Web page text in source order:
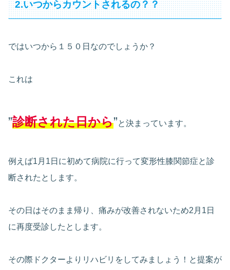
2.いつからカウントされるの？？
ではいつから１５０日なのでしょうか？
これは
”診断された日から”と決まっています。
例えば1月1日に初めて病院に行って変形性膝関節症と診
断されたとします。
その日はそのまま帰り、痛みが改善されないため2月1日
に再度受診したとします。
その際ドクターよりリハビリをしてみましょう！と提案が